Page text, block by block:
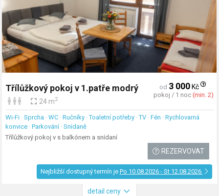
Třílůžkový pokoj v 1.patře modrý
24 m2
od 3 000Kč
pokoj / 1 noc (min. 2)
Wi-Fi · Sprcha · WC · Ručníky · Toaletní potřeby · TV · Fén · Rychlovarná
konvice · Parkování · Snídaně
Třílůžkový pokoj v s balkónem a snídaní
REZERVOVAT
Nejbližší dostupný termín je Po 10.08.2026 - St 12.08.2026
detail ceny